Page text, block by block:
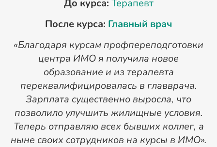
До курса: Терапевт
После курса: Главный врач
«Благодаря курсам профпереподготовки
центра ИМО я получила новое
образование и из терапевта
переквалифицировалась в главврача.
Зарплата существенно выросла, что
позволило улучшить жилищные условия.
Теперь отправляю всех бывших коллег, а
ныне своих сотрудников на курсы в ИМО».